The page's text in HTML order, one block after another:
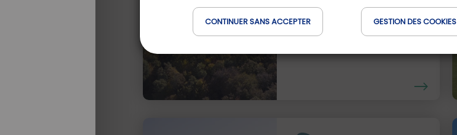
CONTINUER SANS ACCEPTER GESTION DES COOKIES
Pays Basque, Espagne
Distance : 28 Km